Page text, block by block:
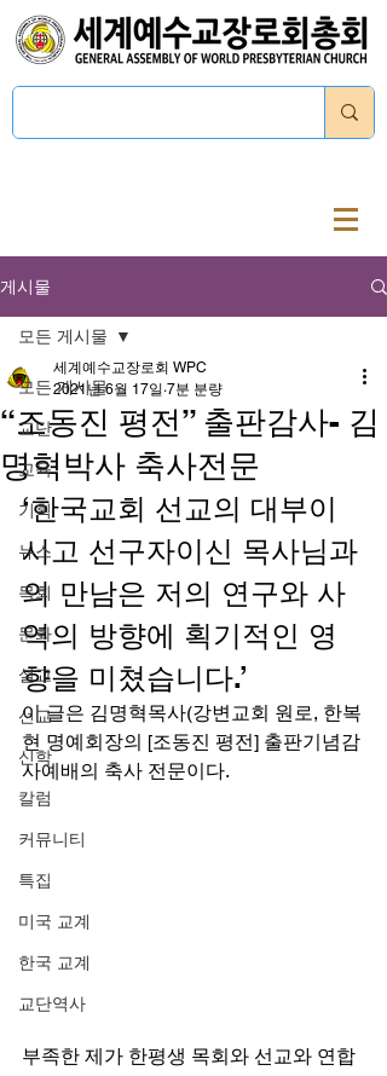
게시물
모든 게시물
교단
교육
기획
뉴스
목회
문화
설교
선교
신학
칼럼
커뮤니티
특집
미국 교계
한국 교계
교단역사
모든 게시물
“조동진 평전” 출판감사- 김
명혁박사 축사전문
세계예수교장로회 WPC
2021년 6월 17일 7분 분량
‘한국교회 선교의 대부이
시고 선구자이신 목사님과
의 만남은 저의 연구와 사
역의 방향에 획기적인 영
향을 미쳤습니다.’
이 글은 김명혁목사(강변교회 원로, 한복
현 명예회장의 [조동진 평전] 출판기념감
사예배의 축사 전문이다.
부족한 제가 한평생 목회와 선교와 연합